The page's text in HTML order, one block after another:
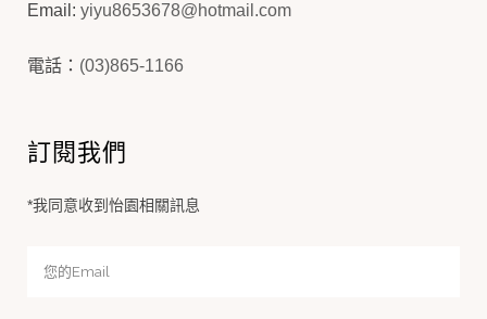
Email: yiyu8653678@hotmail.com
電話： (03)865-1166
訂閱我們
*我同意收到怡園相關訊息